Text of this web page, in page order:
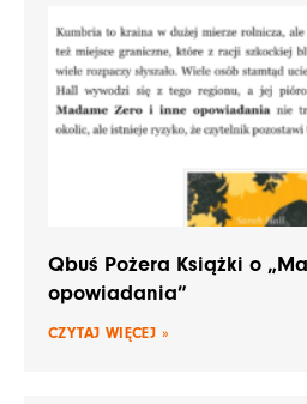
Qbuś Pożera Książki o
opowiadania”
CZYTAJ WIĘCEJ »